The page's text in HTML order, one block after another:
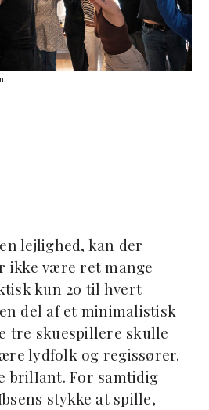
lejlighed, kan der
ikke være ret mange
kun 20 til hvert
del af et minimalistisk
tre skuespillere skulle
lydfolk og regissører.
brilIant. For samtidig
stykke at spille,